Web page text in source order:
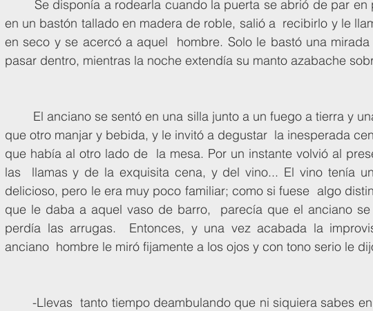
en un bastón tallado en madera de roble, salió a  recibirlo y le
en seco y se acercó a aquel  hombre. Solo le bastó una
pasar dentro, mientras la noche extendía su manto azabache
que otro manjar y bebida, y le invitó a degustar  la inesperada
que había al otro lado de  la mesa. Por un instante volvió al
las  llamas y de la exquisita cena, y del vino... El vino tenía
delicioso, pero le era muy poco familiar; como si fuese  algo
que le daba a aquel vaso de barro,  parecía que el anciano
perdía las arrugas.  Entonces, y una vez acabada la
anciano  hombre le miró fijamente a los ojos y con tono serio le
	-Llevas  tanto tiempo deambulando que ni siquiera sabes en que día estás. No  sabes